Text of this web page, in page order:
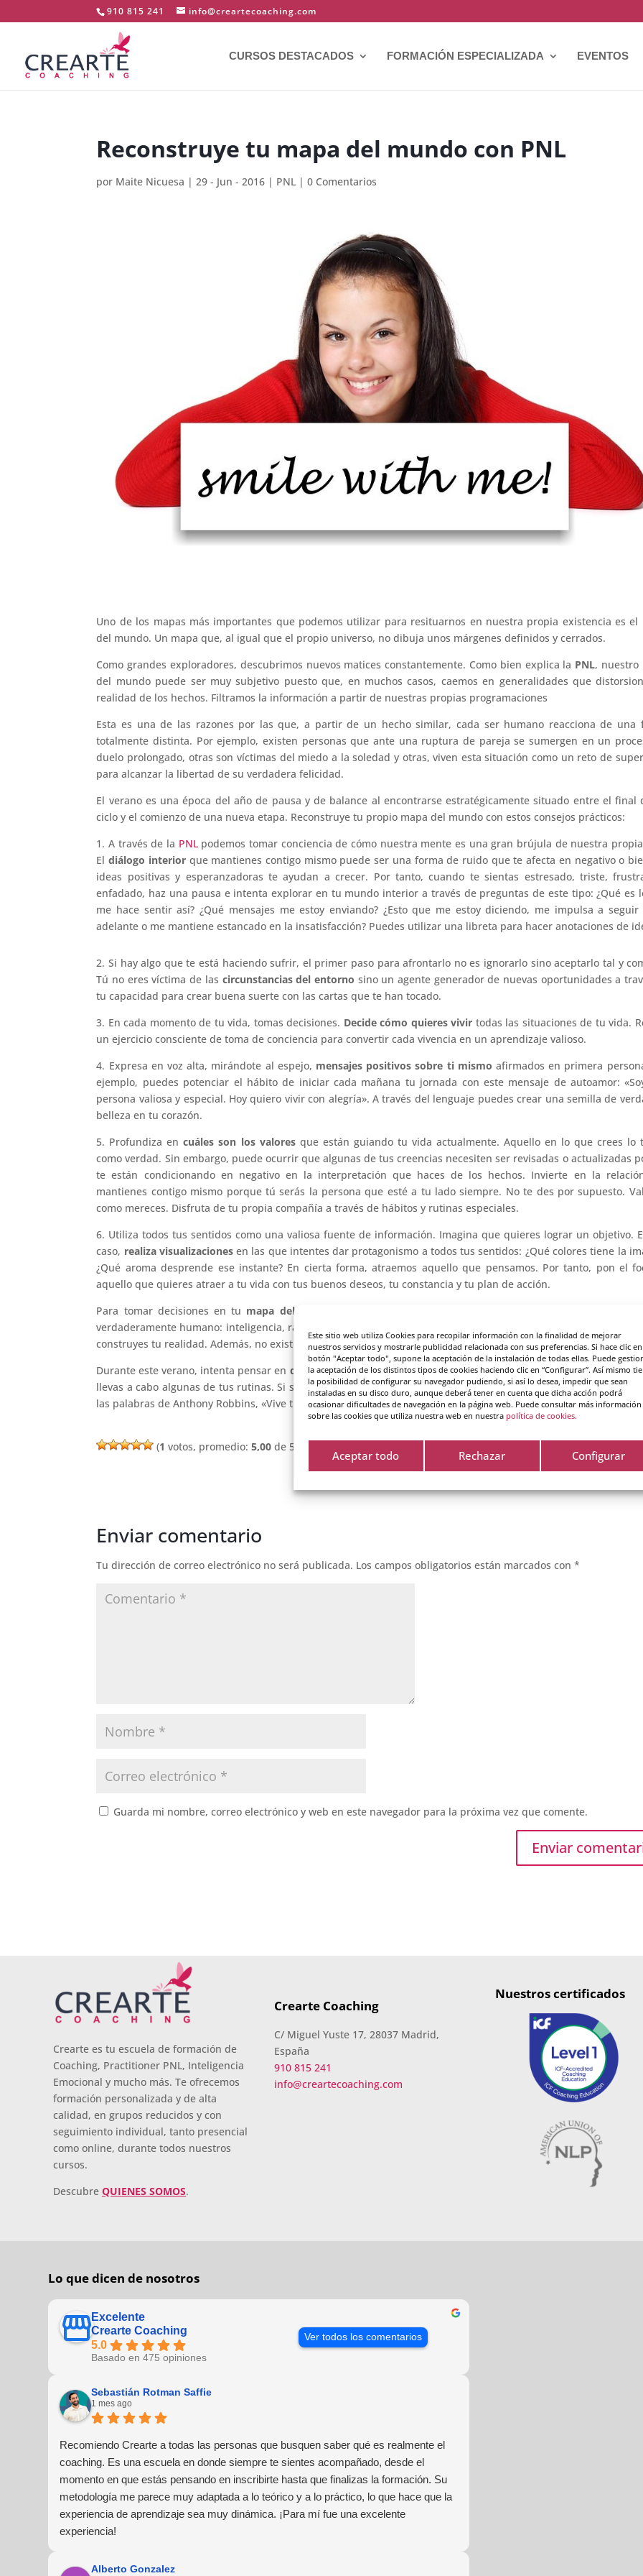
Este sitio web utiliza Cookies para recopilar información con la finalidad de mejorar
nuestros servicios y mostrarle publicidad relacionada con sus preferencias. Si hace clic
botón "Aceptar todo", supone la aceptación de la instalación de todas ellas. Puede
la aceptación de los distintos tipos de cookies haciendo clic en “Configurar”. Así mismo
la posibilidad de configurar su navegador pudiendo, si así lo desea, impedir que sean
instaladas en su disco duro, aunque deberá tener en cuenta que dicha acción podrá
ocasionar dificultades de navegación en la página web. Puede consultar más información
sobre las cookies que utiliza nuestra web en nuestra política de cookies.
Aceptar todo Rechazar Configurar
910 815 241 info@creartecoaching.com
CURSOS DESTACADOS FORMACIÓN ESPECIALIZADA EVENTOS
Reconstruye tu mapa del mundo con PNL
por Maite Nicuesa |29 - Jun - 2016 | PNL |0 Comentarios
Uno de los mapas más importantes que podemos utilizar para resituarnos en nuestra propia existencia es el
del mundo. Un mapa que, al igual que el propio universo, no dibuja unos márgenes definidos y cerrados.
Como grandes exploradores, descubrimos nuevos matices constantemente. Como bien explica la PNL, nuestro
del mundo puede ser muy subjetivo puesto que, en muchos casos, caemos en generalidades que
realidad de los hechos. Filtramos la información a partir de nuestras propias programaciones
Esta es una de las razones por las que, a partir de un hecho similar, cada ser humano reacciona de una
totalmente distinta. Por ejemplo, existen personas que ante una ruptura de pareja se sumergen en un
duelo prolongado, otras son víctimas del miedo a la soledad y otras, viven esta situación como un reto de
para alcanzar la libertad de su verdadera felicidad.
El verano es una época del año de pausa y de balance al encontrarse estratégicamente situado entre el final
ciclo y el comienzo de una nueva etapa. Reconstruye tu propio mapa del mundo con estos consejos prácticos:
1. A través de la PNLpodemos tomar conciencia de cómo nuestra mente es una gran brújula de nuestra
Eldiálogo interiorque mantienes contigo mismo puede ser una forma de ruido que te afecta en negativo o
ideas positivas y esperanzadoras te ayudan a crecer. Por tanto, cuando te sientas estresado, triste,
enfadado, haz una pausa e intenta explorar en tu mundo interior a través de preguntas de este tipo: ¿Qué es
me hace sentir así? ¿Qué mensajes me estoy enviando? ¿Esto que me estoy diciendo, me impulsa a seguir
adelante o me mantiene estancado en la insatisfacción? Puedes utilizar una libreta para hacer anotaciones de
2. Si hay algo que te está haciendo sufrir, el primer paso para afrontarlo no es ignorarlo sino aceptarlo tal y
Tú no eres víctima de las circunstancias del entorno sino un agente generador de nuevas oportunidades a
tu capacidad para crear buena suerte con las cartas que te han tocado.
3. En cada momento de tu vida, tomas decisiones. Decide cómo quieres vivir todas las situaciones de tu vida.
un ejercicio consciente de toma de conciencia para convertir cada vivencia en un aprendizaje valioso.
4. Expresa en voz alta, mirándote al espejo, mensajes positivos sobre ti mismo afirmados en primera
ejemplo, puedes potenciar el hábito de iniciar cada mañana tu jornada con este mensaje de autoamor:
persona valiosa y especial. Hoy quiero vivir con alegría». A través del lenguaje puedes crear una semilla de
belleza en tu corazón.
5. Profundiza encuáles son los valoresque están guiando tu vida actualmente. Aquello en lo que crees lo
como verdad. Sin embargo, puede ocurrir que algunas de tus creencias necesiten ser revisadas o actualizadas
te están condicionando en negativo en la interpretación que haces de los hechos. Invierte en la
mantienes contigo mismo porque tú serás la persona que esté a tu lado siempre. No te des por supuesto.
como mereces. Disfruta de tu propia compañía a través de hábitos y rutinas especiales.
6. Utiliza todos tus sentidos como una valiosa fuente de información. Imagina que quieres lograr un objetivo.
caso, realiza visualizacionesen las que intentes dar protagonismo a todos tus sentidos: ¿Qué colores tiene la
¿Qué aroma desprende ese instante? En cierta forma, atraemos aquello que pensamos. Por tanto, pon el
aquello que quieres atraer a tu vida con tus buenos deseos, tu constancia y tu plan de acción.
Para tomar decisiones en tu mapa del mundo
verdaderamente humano: inteligencia, razón, voluntad, afectividad e intuición. De la mano de la PNL, recuerda
construyes tu realidad. Además, no existen derrotas sino resultados.
Durante este verano, intenta pensar en qué cosas pueden ser distintas en tu vidacon solo cambiar el modo en
llevas a cabo algunas de tus rutinas. Si siempre actúas del mismo modo, no esperes resultados novedosos.
las palabras de Anthony Robbins, «Vive tu vida como si fuera una obra maestra».
(1 votos, promedio:5,00 de 5)
Enviar comentario
Tu dirección de correo electrónico no será publicada. Los campos obligatorios están marcados con*
Guarda mi nombre, correo electrónico y web en este navegador para la próxima vez que comente.
Crearte es tu escuela de formación de
Coaching, Practitioner PNL, Inteligencia
Emocional y mucho más. Te ofrecemos
formación personalizada y de alta
calidad, en grupos reducidos y con
seguimiento individual, tanto presencial
como online, durante todos nuestros
cursos.
Descubre QUIENES SOMOS.
Crearte Coaching
C/ Miguel Yuste 17, 28037 Madrid,
España
910 815 241
info@creartecoaching.com
Nuestros certificados
Lo que dicen de nosotros
Excelente
Crearte Coaching
5.0
Basado en 475 opiniones
Ver todos los comentarios
Sebastián Rotman Saffie
1 mes ago
Recomiendo Crearte a todas las personas que busquen saber qué es realmente el
coaching. Es una escuela en donde siempre te sientes acompañado, desde el
momento en que estás pensando en inscribirte hasta que finalizas la formación. Su
metodología me parece muy adaptada a lo teórico y a lo práctico, lo que hace que la
experiencia de aprendizaje sea muy dinámica. ¡Para mí fue una excelente
experiencia!
Alberto Gonzalez